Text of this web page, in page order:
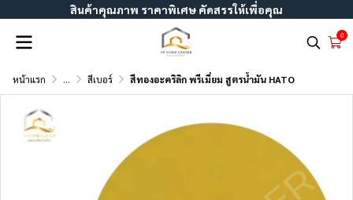
สินค้าคุณภาพ ราคาพิเศษ คัดสรรให้เพื่อคุณ
0
หน้าแรก ... สีเบอร์ สีทองอะคริลิก พรีเมี่ยม สูตรน้ำมัน HATO